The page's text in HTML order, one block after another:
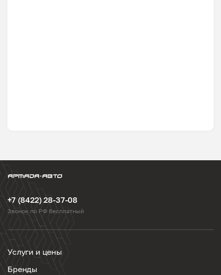
+7 (8422) 28-37-08
Звонок по РФ бесплатный
Услуги и цены
Бренды